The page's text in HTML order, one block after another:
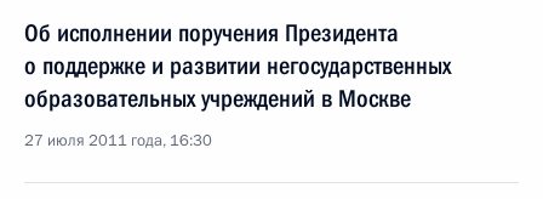
Об исполнении поручения Президента
о поддержке и развитии негосударственных
образовательных учреждений в Москве
27 июля 2011 года, 16:30